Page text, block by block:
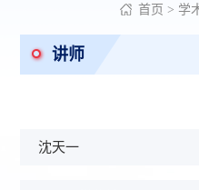
首页 > 学
讲师
沈天一